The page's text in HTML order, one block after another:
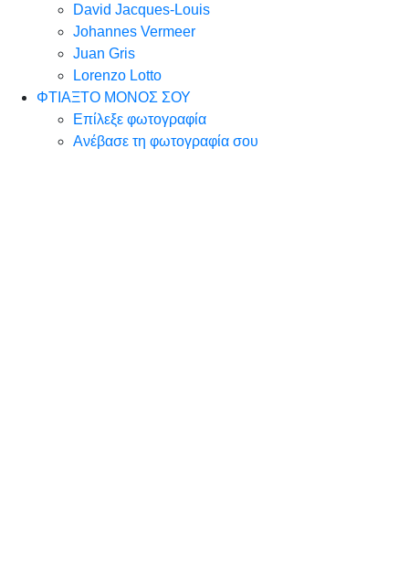
David Jacques-Louis
Johannes Vermeer
Juan Gris
Lorenzo Lotto
ΦΤΙΑΞΤΟ ΜΟΝΟΣ ΣΟΥ
Επίλεξε φωτογραφία
Ανέβασε τη φωτογραφία σου